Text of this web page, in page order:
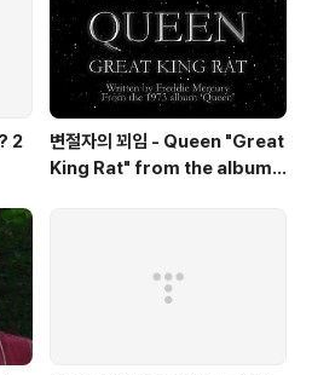
2
변절자의 꾀임 - Queen "Great
King Rat" from the album